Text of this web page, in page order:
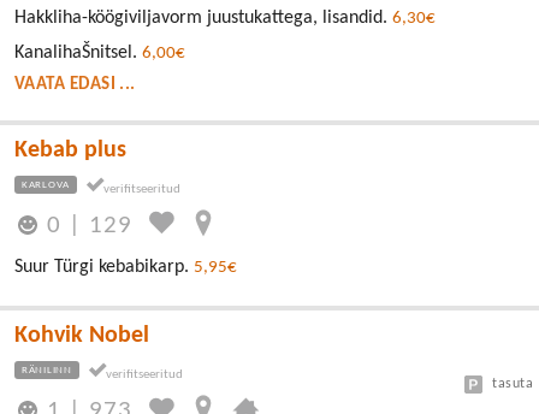
Hakkliha-köögiviljavorm juustukattega, lisandid. 6,30€
KanalihaŠnitsel. 6,00€
VAATA EDASI ...
Kebab plus
KARLOVA
0 129
Suur Türgi kebabikarp. 5,95€
Kohvik Nobel
RÄNILINN
tasuta